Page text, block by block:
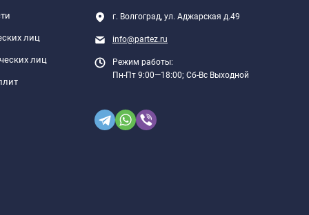
лиц
лиц
г. Волгоград, ул. Аджарская д.49
info@partez.ru
Режим работы:
Пн-Пт 9:00—18:00; Сб-Вс Выходной